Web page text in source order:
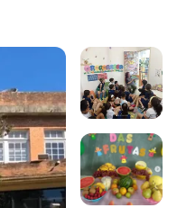
Imagem 1